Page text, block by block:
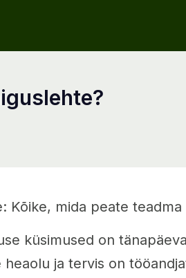
Kõike, mida peate teadma
küsimused on
ja tervis on